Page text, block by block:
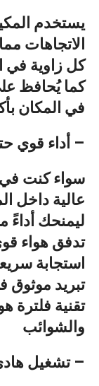
يستخدم
الاتجاهات
كل زاوية في
كما يُحافظ
في المكان
أداء قوي حتى في الظروف المناخية القاسية –
سواء كنت
عالية داخل
ليمنحكأداءً
تدفق هواء
استجابة
تبريد
والشوائب
تشغيل هادئ وصديق للبيئة –